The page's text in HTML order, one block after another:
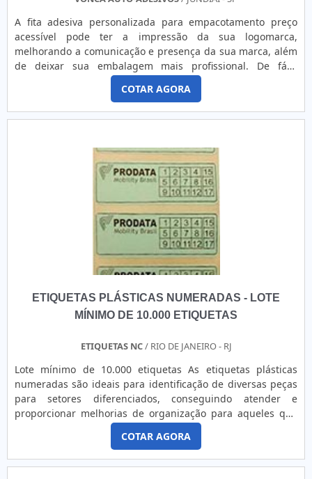
A fita adesiva personalizada para empacotamento preço
acessível pode ter a impressão da sua logomarca,
melhorando a comunicação e presença da sua marca, além
de deixar sua embalagem mais profissional. De fácil
manuseio, a fita pode ser cortada em diversas larguras e
disponível em diferentes metragens. Para melhor
aproveitamento, pode ser aplicada utilizando um aplicador
de fita adesiva.O MATERIAL APRESENTA DIVERSOS
empacotamento pode ser encontrada nas.
COTAR AGORA
ETIQUETAS PLÁSTICAS NUMERADAS - LOTE
MÍNIMO DE 10.000 ETIQUETAS
ETIQUETAS NC/ RIO DE JANEIRO - RJ
Lote mínimo de 10.000 etiquetas As etiquetas plásticas
numeradas são ideais para identificação de diversas peças
para setores diferenciados, conseguindo atender e
proporcionar melhorias de organização para aqueles que
as obtém. A confecção deste tipo de etiquetas podem ser
com materiais como: - Papel couchê auto-adesivo, -
Termotransferência, - Termosensível, - Fluorescente - BOPP,
- Poliéster, - E similares. Este tipo de eti....
COTAR AGORA